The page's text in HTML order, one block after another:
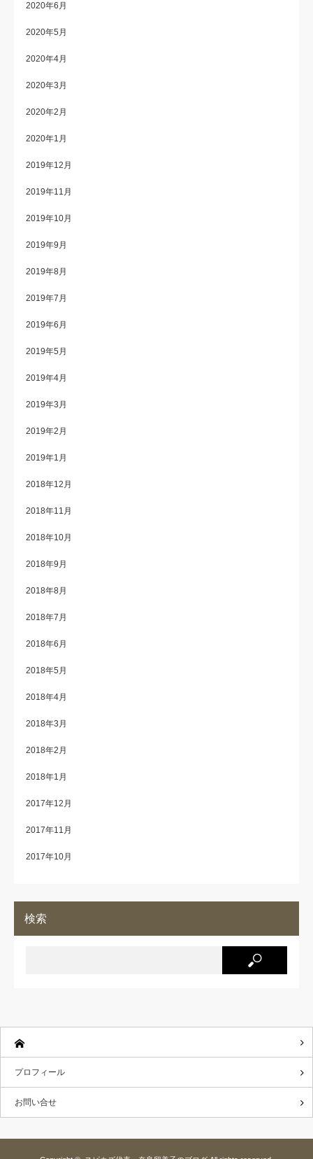
2020年6月
2020年5月
2020年4月
2020年3月
2020年2月
2020年1月
2019年12月
2019年11月
2019年10月
2019年9月
2019年8月
2019年7月
2019年6月
2019年5月
2019年4月
2019年3月
2019年2月
2019年1月
2018年12月
2018年11月
2018年10月
2018年9月
2018年8月
2018年7月
2018年6月
2018年5月
2018年4月
2018年3月
2018年2月
2018年1月
2017年12月
2017年11月
2017年10月
検索
プロフィール
お問い合せ